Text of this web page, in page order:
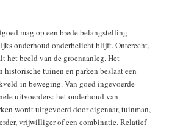
mag op een brede belangstelling
onderhoud onderbelicht blijft. Onterecht,
het beeld van de groenaanleg. Het
historische tuinen en parken beslaat een
in beweging. Van goed ingevoerde
uitvoerders: het onderhoud van
wordt uitgevoerd door eigenaar, tuinman,
vrijwilliger of een combinatie. Relatief